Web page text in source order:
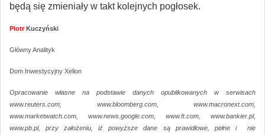
będą się zmieniały w takt kolejnych pogłosek.
PiotrKuczyński
Główny Analityk
Dom Inwestycyjny Xelion
Opracowanie własne na podstawie danych opublikowanych w serwisach
www.reuters.com, www.bloomberg.com, www.macronext.com,
www.marketwatch.com, www.news.google.com, www.ft.com, www.bankier.pl,
www.pb.pl, przy założeniu, iż powyższe dane są prawidłowe, pełne i nie